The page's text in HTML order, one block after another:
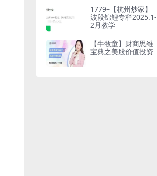
1779–【杭州炒家】
波段锦鲤专栏2025.1-
2月教学
【牛牧童】财商思维
宝典之美股价值投资